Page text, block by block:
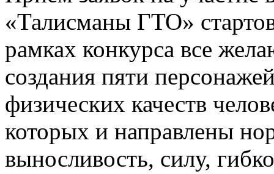
«Талисманы ГТО»
рамках конкурса все
создания пяти
физических качеств
которых и направлены
выносливость, силу,